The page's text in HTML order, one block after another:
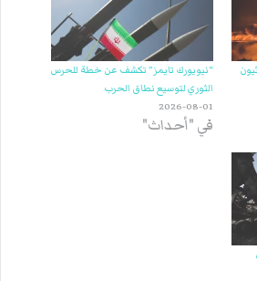
“نيويورك تايمز” تكشف عن خطة للحرس
الثوري لتوسيع نطاق الحرب
2026-08-01
في "أحداث"